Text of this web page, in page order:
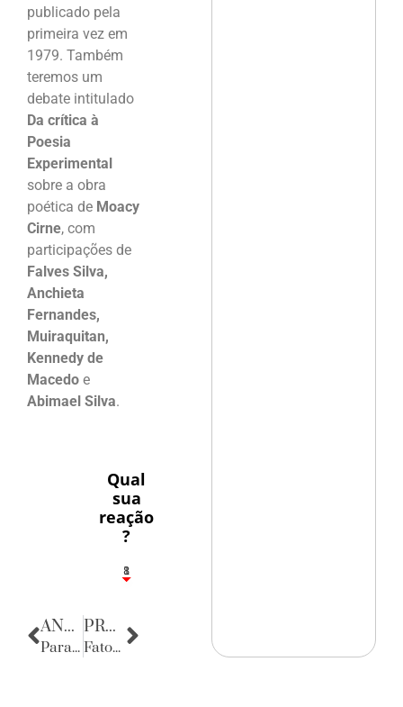
publicado pela
primeira vez em
1979. Também
teremos um
debate intitulado
Da crítica à
Poesia
Experimental
sobre a obra
poética de Moacy
Cirne, com
participações de
Falves Silva,
Anchieta
Fernandes,
Muiraquitan,
Kennedy de
Macedo e
Abimael Silva.
Qual
sua
reação
?
1
8
ANTERIOR
Parabéns
PRÓXIMA
Fatos Diversos